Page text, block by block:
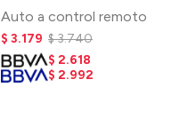
Auto a control remoto
$ 3.179 $3.740
$ 2.618
$ 2.992